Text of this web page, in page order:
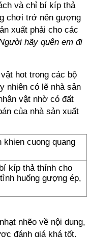
và chỉ bí kíp thả
chơi trở nên gượng
xuất phải cho các
hãy quên em đi
hot trong các bộ
nhiên có lẽ nhà sản
vật nhờ có đất
của nhà sản xuất
kíp thả thính cho
huống gượng ép,
nhẽo về nội dung,
đánh giá khá tốt,